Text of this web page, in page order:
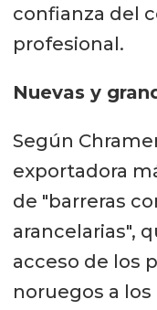
confianza del
profesional.
Nuevas y
Según
exportadora
de "barreras
arancelarias",
acceso de los
noruegos a